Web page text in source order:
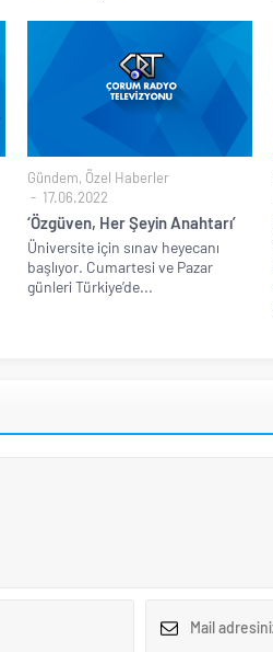
Gündem, Özel Haberler
17.06.2022
‘Özgüven, Her Şeyin Anahtarı’
Üniversite için sınav heyecanı
başlıyor. Cumartesi ve Pazar
günleri Türkiye’de...